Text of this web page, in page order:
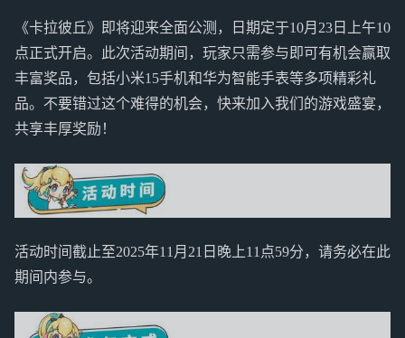
《卡拉彼丘》即将迎来全面公测，日期定于10月23日上午10
点正式开启。此次活动期间，玩家只需参与即可有机会赢取
丰富奖品，包括小米15手机和华为智能手表等多项精彩礼
品。不要错过这个难得的机会，快来加入我们的游戏盛宴，
共享丰厚奖励！
活动时间截止至2025年11月21日晚上11点59分，请务必在此
期间内参与。